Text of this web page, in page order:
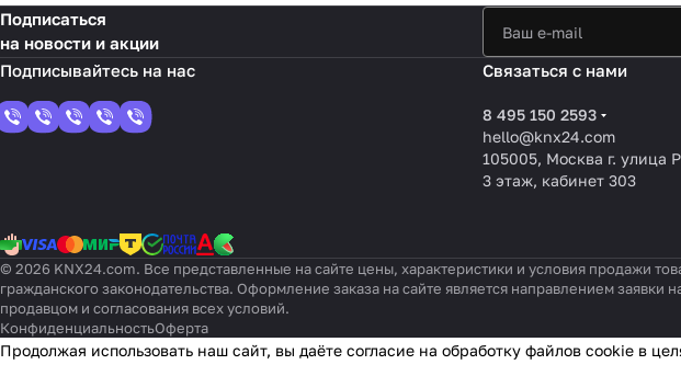
Подписаться
на новости и акции
Связаться с нами
8 495 150 2593
hello@knx24.com
105005, Москва г. улица
3 этаж, кабинет 303
© 2026 KNX24.com. Все представленные на сайте цены, характеристики и условия продажи
гражданского законодательства. Оформление заказа на сайте является направлением
продавцом и согласования всех условий.
КонфиденциальностьОферта
Продолжая использовать наш сайт, вы даёте согласие на обработку файлов cookie в